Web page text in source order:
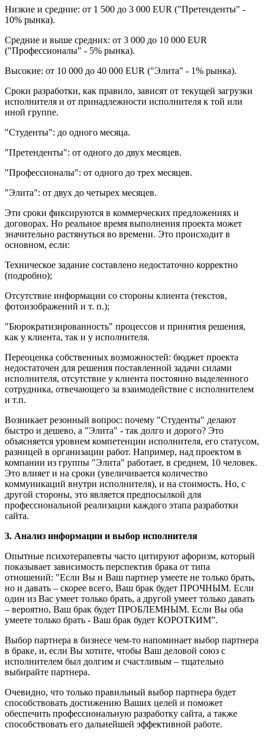
Низкие и средние: от 1 500 до 3 000 EUR ("Претенденты" -
10% рынка).
Средние и выше средних: от 3 000 до 10 000 EUR
("Профессионалы" - 5% рынка).
Высокие: от 10 000 до 40 000 EUR ("Элита" - 1% рынка).
Сроки разработки, как правило, зависят от текущей загрузки
исполнителя и от принадлежности исполнителя к той или
иной группе.
"Студенты": до одного месяца.
"Претенденты": от одного до двух месяцев.
"Профессионалы": от одного до трех месяцев.
"Элита": от двух до четырех месяцев.
Эти сроки фиксируются в коммерческих предложениях и
договорах. Но реальное время выполнения проекта может
значительно растянуться во времени. Это происходит в
основном, если:
Техническое задание составлено недостаточно корректно
(подробно);
Отсутствие информации со стороны клиента (текстов,
фотоизображений и т. п.);
"Бюрократизированность" процессов и принятия решения,
как у клиента, так и у исполнителя.
Переоценка собственных возможностей: бюджет проекта
недостаточен для решения поставленной задачи силами
исполнителя, отсутствие у клиента постоянно выделенного
сотрудника, отвечающего за взаимодействие с исполнителем
и т.п.
Возникает резонный вопрос: почему "Студенты" делают
быстро и дешево, а "Элита" - так долго и дорого? Это
объясняется уровнем компетенции исполнителя, его статусом,
разницей в организации работ. Например, над проектом в
компании из группы "Элита" работает, в среднем, 10 человек.
Это влияет и на сроки (увеличивается количество
коммуникаций внутри исполнителя), и на стоимость. Но, с
другой стороны, это является предпосылкой для
профессиональной реализации каждого этапа разработки
сайта.
3. Анализ информации и выбор исполнителя
Опытные психотерапевты часто цитируют афоризм, который
показывает зависимость перспектив брака от типа
отношений: "Если Вы и Ваш партнер умеете не только брать,
но и давать – скорее всего, Ваш брак будет ПРОЧНЫМ. Если
один из Вас умеет только брать, а другой умеет только давать
– вероятно, Ваш брак будет ПРОБЛЕМНЫМ. Если Вы оба
умеете только брать - Ваш брак будет КОРОТКИМ”.
Выбор партнера в бизнесе чем-то напоминает выбор партнера
в браке, и, если Вы хотите, чтобы Ваш деловой союз с
исполнителем был долгим и счастливым – тщательно
выбирайте партнера.
Очевидно, что только правильный выбор партнера будет
способствовать достижению Ваших целей и поможет
обеспечить профессиональную разработку сайта, а также
способствовать его дальнейшей эффективной работе.